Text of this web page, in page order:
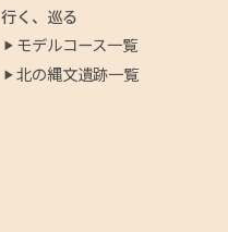
行く、巡る
モデルコース一覧
北の縄文遺跡一覧